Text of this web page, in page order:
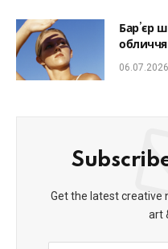
Бар’єр
обличчя
06.07.2026
Get the latest
art